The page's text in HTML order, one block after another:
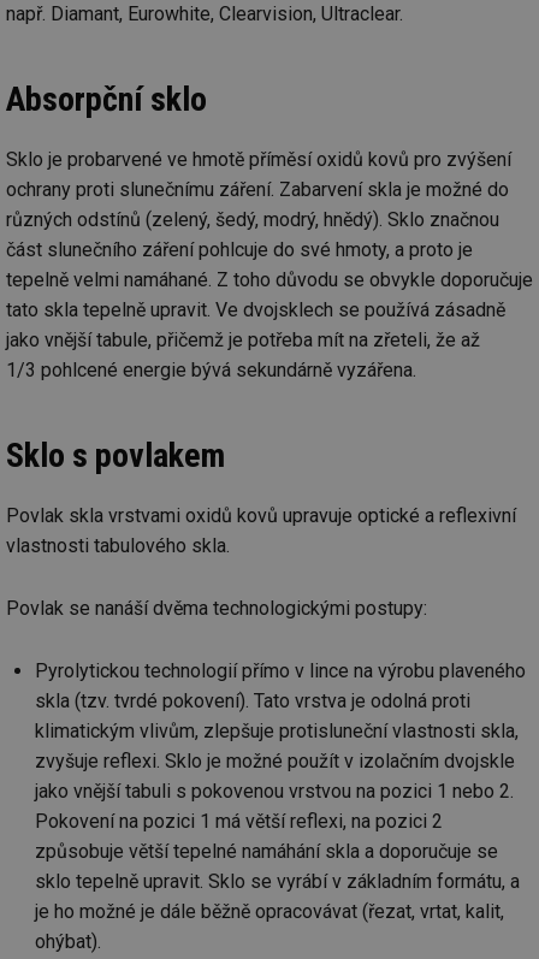
např. Diamant, Eurowhite, Clearvision, Ultraclear.
Absorpční sklo
Sklo je probarvené ve hmotě příměsí oxidů kovů pro zvýšení
ochrany proti slunečnímu záření. Zabarvení skla je možné do
různých odstínů (zelený, šedý, modrý, hnědý). Sklo značnou
část slunečního záření pohlcuje do své hmoty, a proto je
tepelně velmi namáhané. Z toho důvodu se obvykle doporučuje
tato skla tepelně upravit. Ve dvojsklech se používá zásadně
jako vnější tabule, přičemž je potřeba mít na zřeteli, že až
1/3 pohlcené energie bývá sekundárně vyzářena.
Sklo s povlakem
Povlak skla vrstvami oxidů kovů upravuje optické a reflexivní
vlastnosti tabulového skla.
Povlak se nanáší dvěma technologickými postupy:
Pyrolytickou technologií přímo v lince na výrobu plaveného
skla (tzv. tvrdé pokovení). Tato vrstva je odolná proti
klimatickým vlivům, zlepšuje protisluneční vlastnosti skla,
zvyšuje reflexi. Sklo je možné použít v izolačním dvojskle
jako vnější tabuli s pokovenou vrstvou na pozici 1 nebo 2.
Pokovení na pozici 1 má větší reflexi, na pozici 2
způsobuje větší tepelné namáhání skla a doporučuje se
sklo tepelně upravit. Sklo se vyrábí v základním formátu, a
je ho možné je dále běžně opracovávat (řezat, vrtat, kalit,
ohýbat).